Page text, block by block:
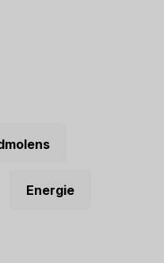
Energie